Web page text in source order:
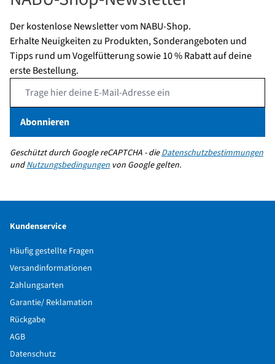
Rotkehlchen, Buchfink,
Grünfink, Stieglitz, Star,
Erlenzeisig, Amsel, Kleiber
Der kostenlose Newsletter vom NABU-Shop.
Erhalte Neuigkeiten zu Produkten, Sonderangeboten und
Tipps rund um Vogelfütterung sowie 10 % Rabatt auf deine
erste Bestellung.
Abonnieren
Geschützt durch Google reCAPTCHA - dieDatenschutzbestimmungen
undNutzungsbedingungen von Google gelten.
Kundenservice
Häufig gestellte Fragen
Versandinformationen
Zahlungsarten
Garantie/ Reklamation
Rückgabe
AGB
Datenschutz